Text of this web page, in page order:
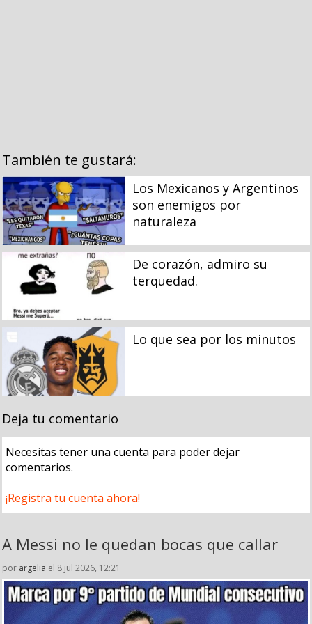
También te gustará:
Los Mexicanos y Argentinos
son enemigos por
naturaleza
De corazón, admiro su
terquedad.
Lo que sea por los minutos
Deja tu comentario
Necesitas tener una cuenta para poder dejar
comentarios.
¡Registra tu cuenta ahora!
A Messi no le quedan bocas que callar
por argelia el 8 jul 2026, 12:21